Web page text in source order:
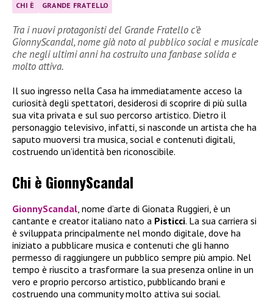
CHI È GRANDE FRATELLO
Tra i nuovi protagonisti del Grande Fratello c’è
GionnyScandal, nome già noto al pubblico social e musicale
che negli ultimi anni ha costruito una fanbase solida e
molto attiva.
Il suo ingresso nella Casa ha immediatamente acceso la
curiosità degli spettatori, desiderosi di scoprire di più sulla
sua vita privata e sul suo percorso artistico. Dietro il
personaggio televisivo, infatti, si nasconde un artista che ha
saputo muoversi tra musica, social e contenuti digitali,
costruendo un’identità ben riconoscibile.
Chi è GionnyScandal
GionnyScandal, nome d’arte di Gionata Ruggieri, è un
cantante e creator italiano nato a Pisticci. La sua carriera si
è sviluppata principalmente nel mondo digitale, dove ha
iniziato a pubblicare musica e contenuti che gli hanno
permesso di raggiungere un pubblico sempre più ampio. Nel
tempo è riuscito a trasformare la sua presenza online in un
vero e proprio percorso artistico, pubblicando brani e
costruendo una community molto attiva sui social.